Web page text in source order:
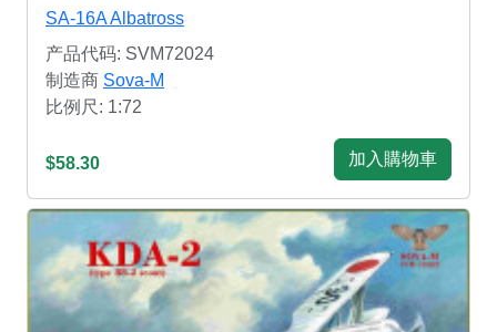
SA-16A Albatross
产品代码: SVM72024
制造商 Sova-M
比例尺: 1:72
$58.30 加入購物車